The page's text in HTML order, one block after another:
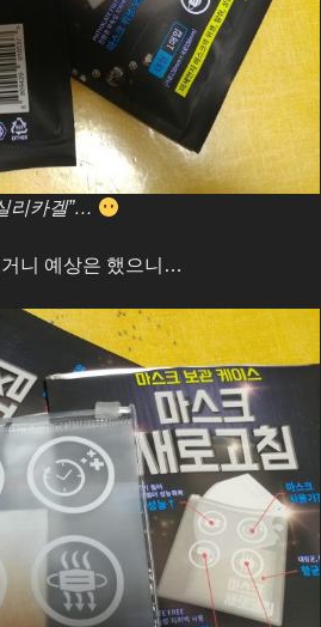
리카겔”…
니 예상은 했으니…